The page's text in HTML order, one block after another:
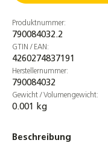
3,00 €
Aqua-Plus - PPR
Kunststoff
1,00 €
Aqua-Plus -
Stück
Produktnummer:
790084032.2
GTIN / EAN:
4260274837191
Herstellernummer:
790084032
Gewicht / Volumengewicht:
0.001 kg
Beschreibung